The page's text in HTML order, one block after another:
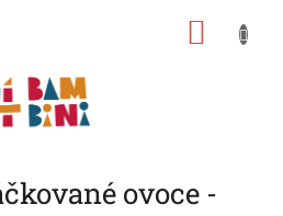
ovoce -